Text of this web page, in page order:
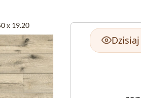
x 19.20